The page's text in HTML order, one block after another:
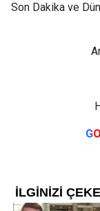
Son Dakika ve
GO